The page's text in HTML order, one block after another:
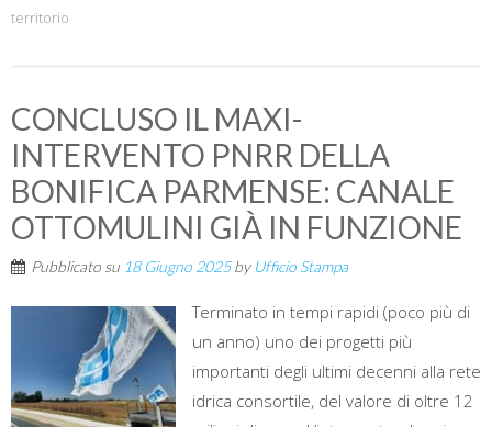
territorio
CONCLUSO IL MAXI-
INTERVENTO PNRR DELLA
BONIFICA PARMENSE: CANALE
OTTOMULINI GIÀ IN FUNZIONE
Pubblicato su 18 Giugno 2025by Ufficio Stampa
Terminato in tempi rapidi (poco più di
un anno) uno dei progetti più
importanti degli ultimi decenni alla rete
idrica consortile, del valore di oltre 12